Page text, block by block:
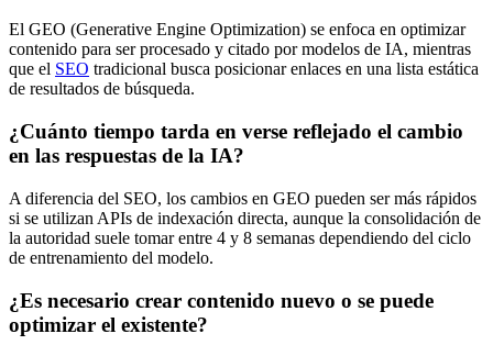
El GEO (Generative Engine Optimization) se enfoca en optimizar
contenido para ser procesado y citado por modelos de IA, mientras
que el SEO tradicional busca posicionar enlaces en una lista estática
de resultados de búsqueda.
¿Cuánto tiempo tarda en verse reflejado el cambio
en las respuestas de la IA?
A diferencia del SEO, los cambios en GEO pueden ser más rápidos
si se utilizan APIs de indexación directa, aunque la consolidación de
la autoridad suele tomar entre 4 y 8 semanas dependiendo del ciclo
de entrenamiento del modelo.
¿Es necesario crear contenido nuevo o se puede
optimizar el existente?